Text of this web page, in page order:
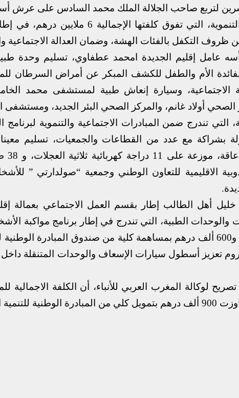
لتربع صاحب الجلالة الملك محمد السادس على عرش
وتندرج هذه المشاريع التنموية، التي تفوق كلفتها
ظروف التكفل بالفئات الهشة، وضمان العدالة الاجتماعية
عامل إقليم الجديدة امحمد عطفاوي، تسليم وحدة طبية
الأم والطفل للكشف المبكر عن أمراض السرطان
الاجتماعية، وسيارة إنعاش طبية لمستشفى محمد
أولاد غانم، والمركز الصحي البئر الجديد، ومستشفى
تندرج ضمن المبادرات الاجتماعية والتنموية لبرنامج
بشراكة مع عدد من القطاعات والجمعيات، تسليم
الاقليمية للتعاون الوطني وجمعية “صولدارتي ”
خليل أهل الطالب إطار بقسم العمل الاجتماعي بعمالة
والوحدات الطبية، التي تندرج في إطار برنامج مواكبة
هشة، تجاوزت 4 ملايين و600 ألف درهم بمساهمة كلية من صندوق المبادرة
تعزيز أسطول سيارات الإسعاف والوحدات المتنقلة داخل
لوكالة المغرب العربي للأنباء، أن الكلفة الاجمالية
البشرية.